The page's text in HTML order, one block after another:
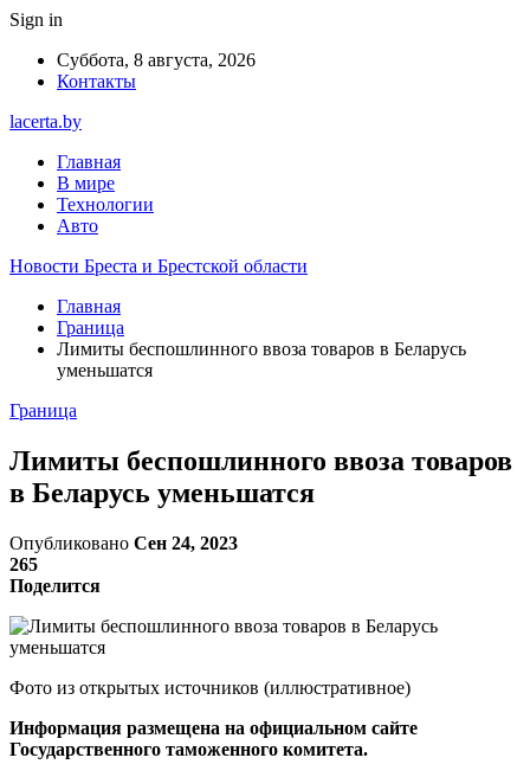
Sign in
Суббота, 8 августа, 2026
Контакты
lacerta.by
Главная
В мире
Технологии
Авто
Новости Бреста и Брестской области
Главная
Граница
Лимиты беспошлинного ввоза товаров в Беларусь
уменьшатся
Граница
Лимиты беспошлинного ввоза товаров
в Беларусь уменьшатся
Опубликовано Сен 24, 2023
265
Поделится
Фото из открытых источников (иллюстративное)
Информация размещена на официальном сайте
Государственного таможенного комитета.